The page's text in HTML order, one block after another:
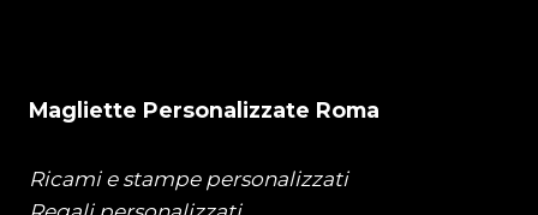
Magliette Personalizzate Roma
Ricami e stampe personalizzati